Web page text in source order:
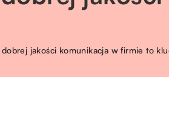
dobrej jakości komunikacja w firmie to